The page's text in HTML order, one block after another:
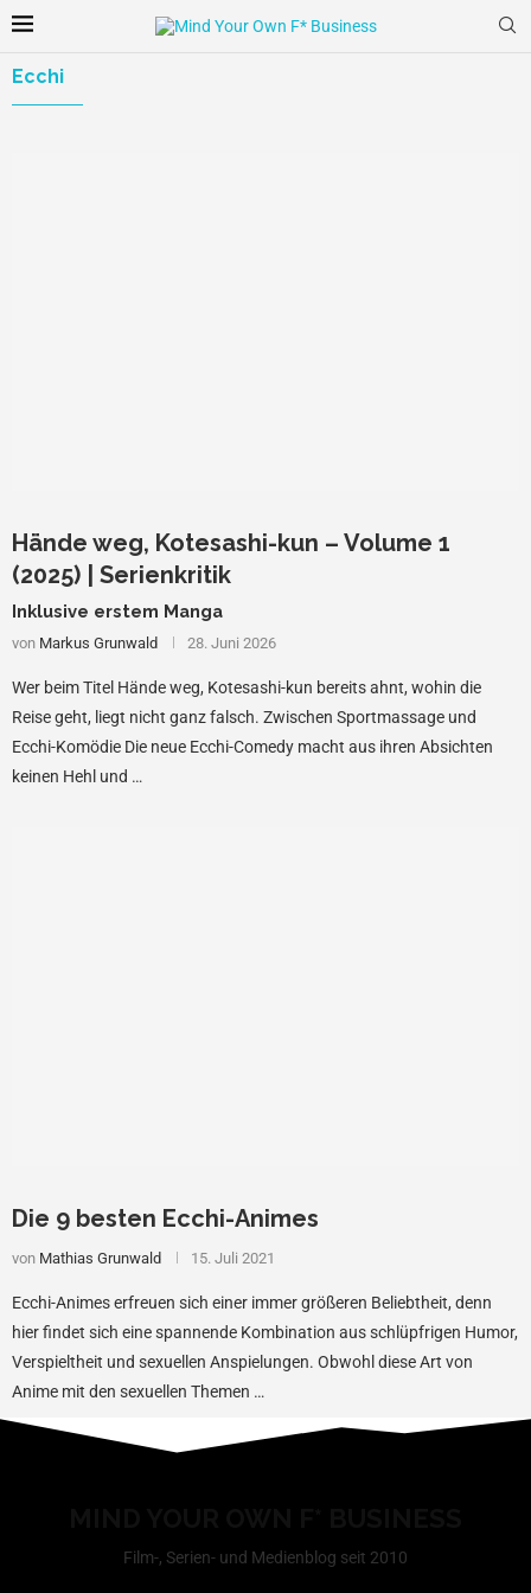
Ecchi
Hände weg, Kotesashi-kun – Volume 1
(2025) | Serienkritik
Inklusive erstem Manga
von Markus Grunwald 28. Juni 2026
Wer beim Titel Hände weg, Kotesashi-kun bereits ahnt, wohin die
Reise geht, liegt nicht ganz falsch. Zwischen Sportmassage und
Ecchi-Komödie Die neue Ecchi-Comedy macht aus ihren Absichten
keinen Hehl und …
Die 9 besten Ecchi-Animes
von Mathias Grunwald 15. Juli 2021
Ecchi-Animes erfreuen sich einer immer größeren Beliebtheit, denn
hier findet sich eine spannende Kombination aus schlüpfrigen Humor,
Verspieltheit und sexuellen Anspielungen. Obwohl diese Art von
Anime mit den sexuellen Themen …
Film-, Serien- und Medienblog seit 2010